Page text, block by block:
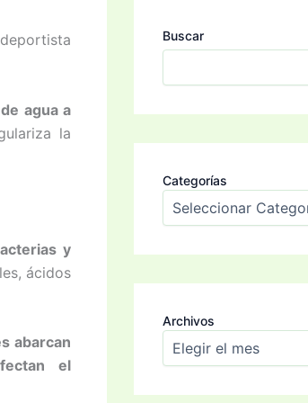
agua a
la
y
ácidos
abarcan
el
Buscar
Categorías
Archivos